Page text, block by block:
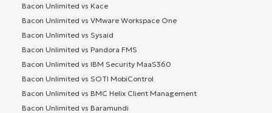
Bacon Unlimited vs Kace
Bacon Unlimited vs VMware Workspace One
Bacon Unlimited vs Sysaid
Bacon Unlimited vs Pandora FMS
Bacon Unlimited vs IBM Security MaaS360
Bacon Unlimited vs SOTI MobiControl
Bacon Unlimited vs BMC Helix Client Management
Bacon Unlimited vs Baramundi